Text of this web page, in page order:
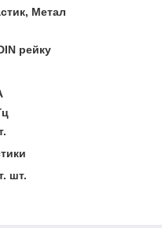
Метал
рейку
шт.